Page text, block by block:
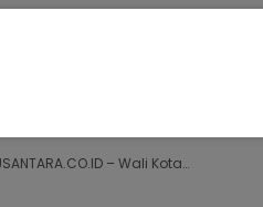
Sawahlunto Tinjau
Pastikan Bantuan dan
– Wali Kota…